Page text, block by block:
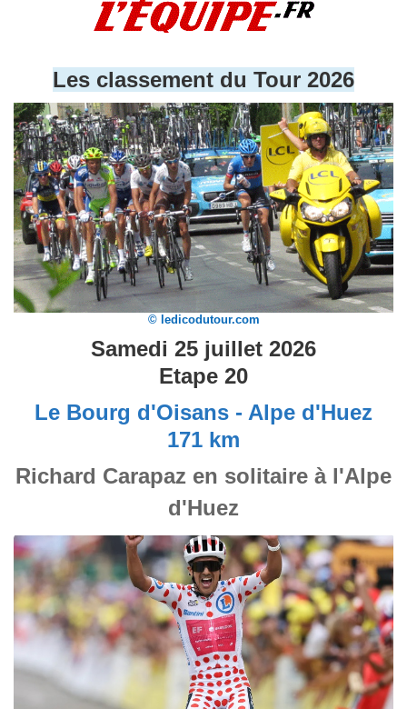
Les classement du Tour 2026
© ledicodutour.com
Samedi 25 juillet 2026
Etape 20
Le Bourg d'Oisans - Alpe d'Huez
171 km
Richard Carapaz en solitaire à l'Alpe
d'Huez